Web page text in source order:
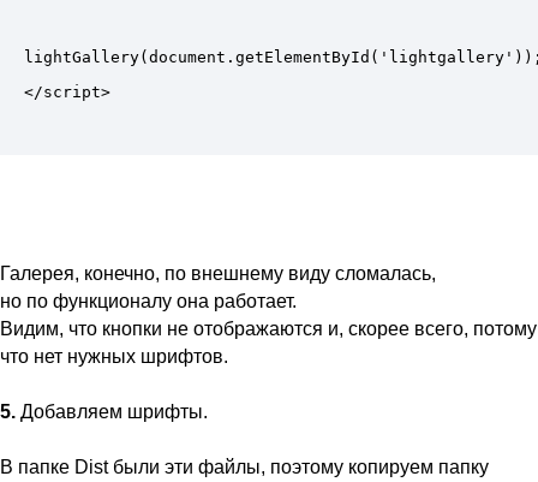
Галерея, конечно, по внешнему виду сломалась,
но по функционалу она работает.
Видим, что кнопки не отображаются и, скорее всего, потому
что нет нужных шрифтов.
5. Добавляем шрифты.
В папке Dist были эти файлы, поэтому копируем папку